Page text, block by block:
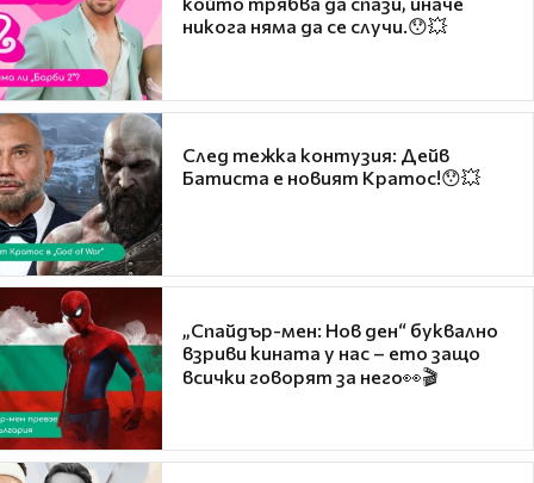
никога няма да се случи.😯💥
След тежка контузия: Дейв
Батиста е новият Кратос!😯💥
„Спайдър-мен: Нов ден“ буквално
взриви кината у нас – ето защо
всички говорят за него👀🎬